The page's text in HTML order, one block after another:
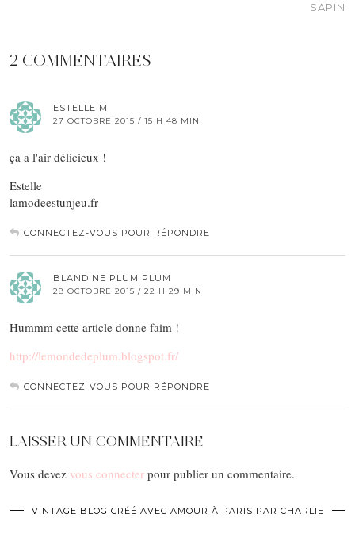
SAPIN
2 COMMENTAIRES
ESTELLE M
27 OCTOBRE 2015 / 15 H 48 MIN
ça a l'air délicieux !
Estelle
lamodeestunjeu.fr
CONNECTEZ-VOUS POUR RÉPONDRE
BLANDINE PLUM PLUM
28 OCTOBRE 2015 / 22 H 29 MIN
Hummm cette article donne faim !
http://lemondedeplum.blogspot.fr/
CONNECTEZ-VOUS POUR RÉPONDRE
LAISSER UN COMMENTAIRE
Vous devez vous connecter pour publier un commentaire.
VINTAGE BLOG CRÉÉ AVEC AMOUR À PARIS PAR CHARLIE